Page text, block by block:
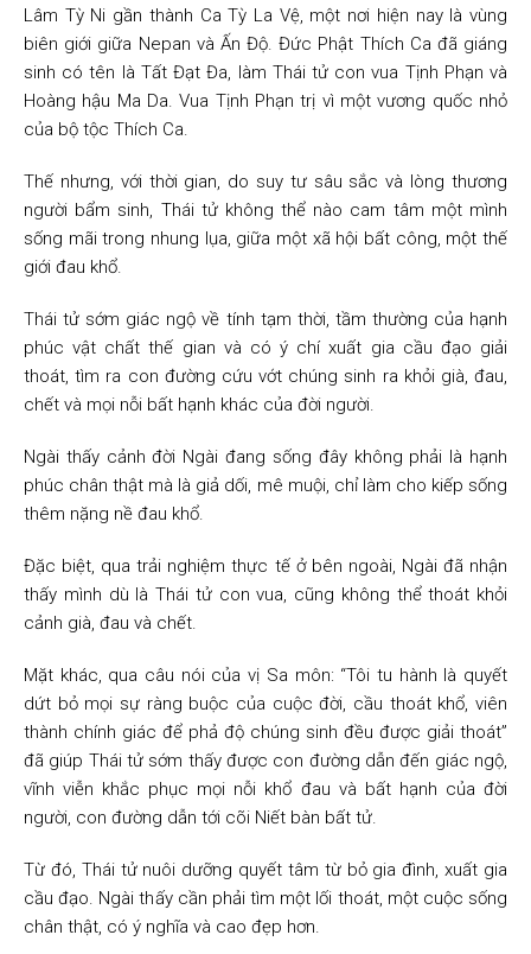
Lâm Tỳ Ni gần thành Ca Tỳ La Vệ, một nơi hiện nay là vùng
biên giới giữa Nepan và Ấn Độ. Đức Phật Thích Ca đã giáng
sinh có tên là Tất Đạt Đa, làm Thái tử con vua Tịnh Phạn và
Hoàng hậu Ma Da. Vua Tịnh Phạn trị vì một vương quốc nhỏ
của bộ tộc Thích Ca.
Thế nhưng, với thời gian, do suy tư sâu sắc và lòng thương
người bẩm sinh, Thái tử không thể nào cam tâm một mình
sống mãi trong nhung lụa, giữa một xã hội bất công, một thế
giới đau khổ.
Thái tử sớm giác ngộ về tính tạm thời, tầm thường của hạnh
phúc vật chất thế gian và có ý chí xuất gia cầu đạo giải
thoát, tìm ra con đường cứu vớt chúng sinh ra khỏi già, đau,
chết và mọi nỗi bất hạnh khác của đời người.
Ngài thấy cảnh đời Ngài đang sống đây không phải là hạnh
phúc chân thật mà là giả dối, mê muội, chỉ làm cho kiếp sống
thêm nặng nề đau khổ.
Đặc biệt, qua trải nghiệm thực tế ở bên ngoài, Ngài đã nhận
thấy mình dù là Thái tử con vua, cũng không thể thoát khỏi
cảnh già, đau và chết.
Mặt khác, qua câu nói của vị Sa môn: “Tôi tu hành là quyết
dứt bỏ mọi sự ràng buộc của cuộc đời, cầu thoát khổ, viên
thành chính giác để phả độ chúng sinh đều được giải thoát”
đã giúp Thái tử sớm thấy được con đường dẫn đến giác ngộ,
vĩnh viễn khắc phục mọi nỗi khổ đau và bất hạnh của đời
người, con đường dẫn tới cõi Niết bàn bất tử.
Từ đó, Thái tử nuôi dưỡng quyết tâm từ bỏ gia đình, xuất gia
cầu đạo. Ngài thấy cần phải tìm một lối thoát, một cuộc sống
chân thật, có ý nghĩa và cao đẹp hơn.